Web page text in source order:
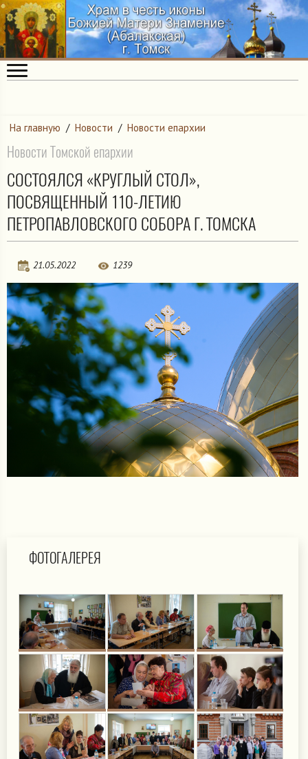
На главную / Новости / Новости епархии
Новости Томской епархии
СОСТОЯЛСЯ «КРУГЛЫЙ СТОЛ»,
ПОСВЯЩЕННЫЙ 110-ЛЕТИЮ
ПЕТРОПАВЛОВСКОГО СОБОРА Г. ТОМСКА
21.05.2022 1239
ФОТОГАЛЕРЕЯ